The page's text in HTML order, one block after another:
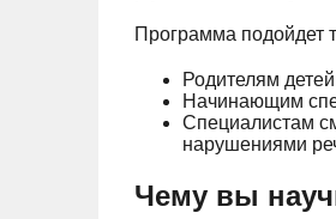
Программа подойдет
Родителям
Начинающим
Специалистам
нарушениями
Чему вы